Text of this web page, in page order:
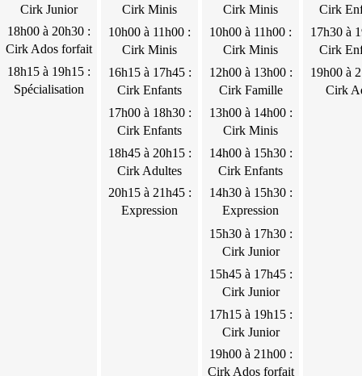
18h15 :
Cirk
Junior
10h00 :
Cirk
Minis
10h00 :
Cirk
Minis
17h30 :
Cirk
Enfants
17h30 :
Cirk
Enfants
10h00 :
Cirk Minis
18h00 à
20h30 :
Cirk Ados
forfait 2
10h00 à
11h00 :
Cirk
Minis
10h00 à
11h00 :
Cirk
Minis
17h30 à
19h00 :
Cirk
Enfants
17h30 à
19h30 :
Cirk
Junior
10h00 à
11h00 :
Cirk Minis
18h15 à
19h15 :
16h15 à
17h45 :
12h00 à
13h00 :
Cirk
Famille
19h00 à
21h00 :
Cirk Ados
19h30 à
22h00 :
Cirk Ados
forfait 2
11h00 à
12h00 :
13h00 à
14h00 :
Cirk
Minis
14h00 à
15h30 :
Cirk
Enfants
14h30 à
15h30 :
Cirk Junior Cirk Minis Cirk Minis
Cirk
18h00 à 20h30 :
Cirk Ados forfait
2
10h00 à 11h00 :
Cirk Minis
10h00 à 11h00 :
Cirk Minis
17h30 à
Cirk
18h15 à 19h15 :
Spécialisation
16h15 à 17h45 :
Cirk Enfants
12h00 à 13h00 :
Cirk Famille
19h00 à
Cirk
17h00 à 18h30 :
Cirk Enfants
13h00 à 14h00 :
Cirk Minis
18h45 à 20h15 :
Cirk Adultes
14h00 à 15h30 :
Cirk Enfants
20h15 à 21h45 :
Expression
14h30 à 15h30 :
Expression
corporelle enfants
15h30 à 17h30 :
Cirk Junior
15h45 à 17h45 :
Cirk Junior
17h15 à 19h15 :
Cirk Junior
19h00 à 21h00 :
Cirk Ados forfait